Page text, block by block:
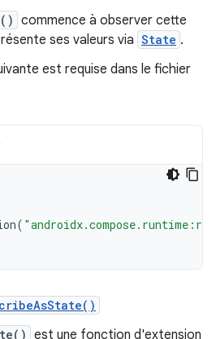
commence à observer cette
ses valeurs via State .
est requise dans le fichier
(
est une fonction d'extension